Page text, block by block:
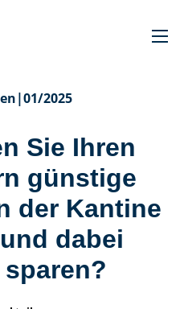
|01/2025
Sie Ihren
günstige
der Kantine
dabei